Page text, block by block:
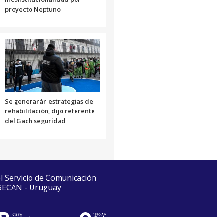
proyecto Neptuno
Se generarán estrategias de
rehabilitación, dijo referente
del Gach seguridad
de Comunicación
- Uruguay